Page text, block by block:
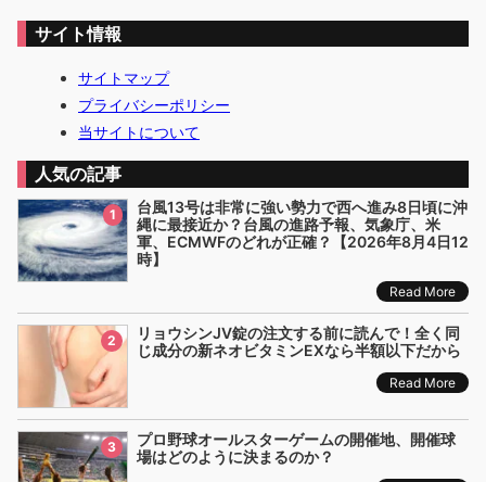
サイト情報
サイトマップ
プライバシーポリシー
当サイトについて
人気の記事
1
台風13号は非常に強い勢力で西へ進み8日頃に沖
縄に最接近か？台風の進路予報、気象庁、米
軍、ECMWFのどれが正確？【2026年8月4日12
時】
Read More
2
リョウシンJV錠の注文する前に読んで！全く同
じ成分の新ネオビタミンEXなら半額以下だから
Read More
3
プロ野球オールスターゲームの開催地、開催球
場はどのように決まるのか？